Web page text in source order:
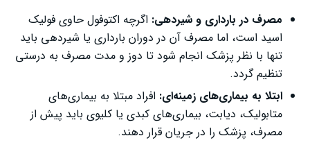
مصرف در بارداری و شیردهی: اگرچه اکتوفول حاوی فولیک
اسید است، اما مصرف آن در دوران بارداری یا شیردهی باید
تنها با نظر پزشک انجام شود تا دوز و مدت مصرف به‌ درستی
تنظیم گردد.
ابتلا به بیماری‌های زمینه‌ای: افراد مبتلا به بیماری‌های
متابولیک، دیابت، بیماری‌های کبدی یا کلیوی باید پیش از
مصرف، پزشک را در جریان قرار دهند.